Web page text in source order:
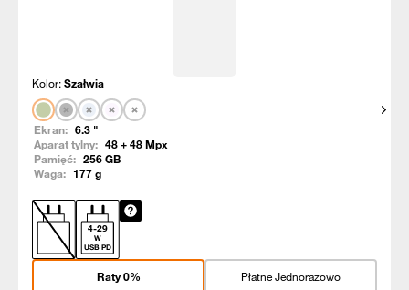
Kolor:Szałwia
Ekran: 6.3 "
Aparat tylny: 48 + 48Mpx
Pamięć: 256GB
Waga: 177g
4-29
W
USB PD
Płatne Jednorazowo
Raty 0%